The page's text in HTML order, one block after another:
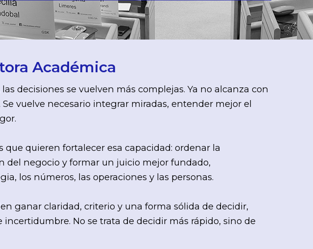
Académica
decisiones se vuelven más complejas. Ya no alcanza con
vuelve necesario integrar miradas, entender mejor el
que quieren fortalecer esa capacidad: ordenar la
del negocio y formar un juicio mejor fundado,
los números, las operaciones y las personas.
ganar claridad, criterio y una forma sólida de decidir,
No se trata de decidir más rápido, sino de